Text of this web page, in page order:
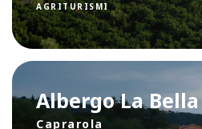
AGRITURISMI
Albergo La
Caprarola